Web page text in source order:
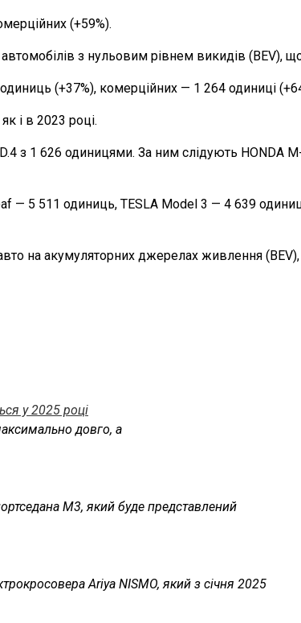
(+59%).
з нульовим рівнем викидів (BEV),
(+37%), комерційних — 1 264 одиниці
і в 2023 році.
з 1 626 одиницями. За ним слідують HONDA
— 5 511 одиниць, TESLA Model 3 — 4 639
на акумуляторних джерелах живлення
у 2025 році
довго, а
M3, який буде представлений
Ariya NISMO, який з січня 2025